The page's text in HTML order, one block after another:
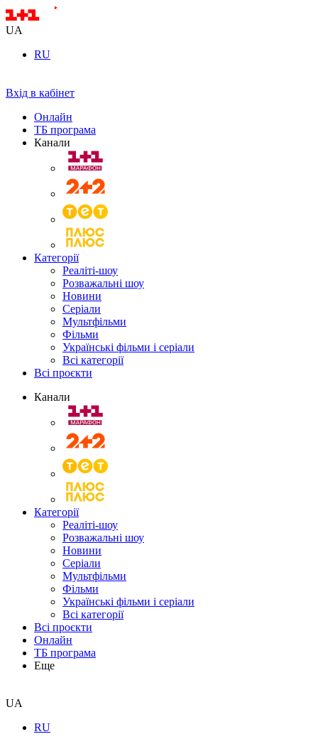
UA
RU
Вхід в кабінет
Онлайн
ТБ програма
Канали
Категорії
Реаліті-шоу
Розважальні шоу
Новини
Серіали
Мультфільми
Фільми
Українські фільми і серіали
Всі категорії
Всі проєкти
Канали
Категорії
Реаліті-шоу
Розважальні шоу
Новини
Серіали
Мультфільми
Фільми
Українські фільми і серіали
Всі категорії
Всі проєкти
Онлайн
ТБ програма
Еще
UA
RU